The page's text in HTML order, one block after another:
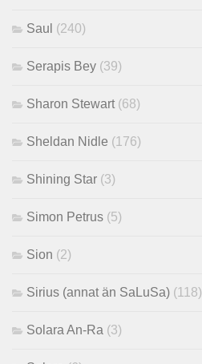
Saul (240)
Serapis Bey (39)
Sharon Stewart(68)
Sheldan Nidle (176)
Shining Star (3)
Simon Petrus (5)
Sion (2)
Sirius (annat än SaLuSa) (118)
Solara An-Ra (3)